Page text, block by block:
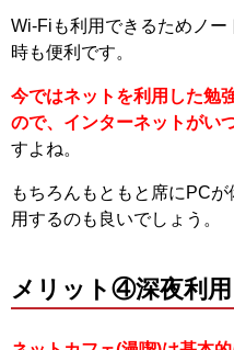
Wi-Fiも利用できるためノ
時も便利です。
今ではネットを利用した勉
ので、インターネットがい
すよね。
もちろんもともと席にPC
用するのも良いでしょう。
メリット④深夜利